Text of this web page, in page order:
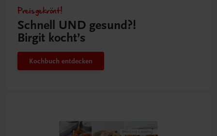
Preisgekrönt!
Schnell UND gesund?!
Birgit kocht’s
Kochbuch entdecken